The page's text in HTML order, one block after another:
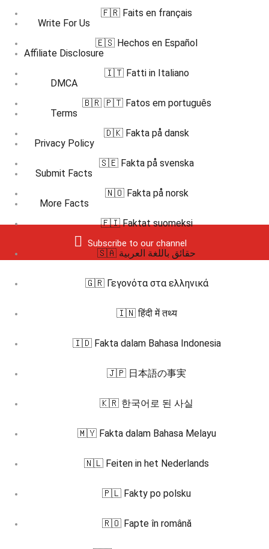
Write For Us
Affiliate Disclosure
DMCA
Terms
Privacy Policy
Submit Facts
More Facts
Subscribe to our channel
🇫🇷 Faits en français
🇪🇸 Hechos en Español
🇮🇹 Fatti in Italiano
🇧🇷 🇵🇹 Fatos em português
🇩🇰 Fakta på dansk
🇸🇪 Fakta på svenska
🇳🇴 Fakta på norsk
🇫🇮 Faktat suomeksi
🇸🇦 حقائق باللغة العربية
🇬🇷 Γεγονότα στα ελληνικά
🇮🇳 हिंदी में तथ्य
🇮🇩 Fakta dalam Bahasa Indonesia
🇯🇵 日本語の事実
🇰🇷 한국어로 된 사실
🇲🇾 Fakta dalam Bahasa Melayu
🇳🇱 Feiten in het Nederlands
🇵🇱 Fakty po polsku
🇷🇴 Fapte în română